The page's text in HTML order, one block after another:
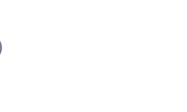
do seu projeto ao nosso serviço de